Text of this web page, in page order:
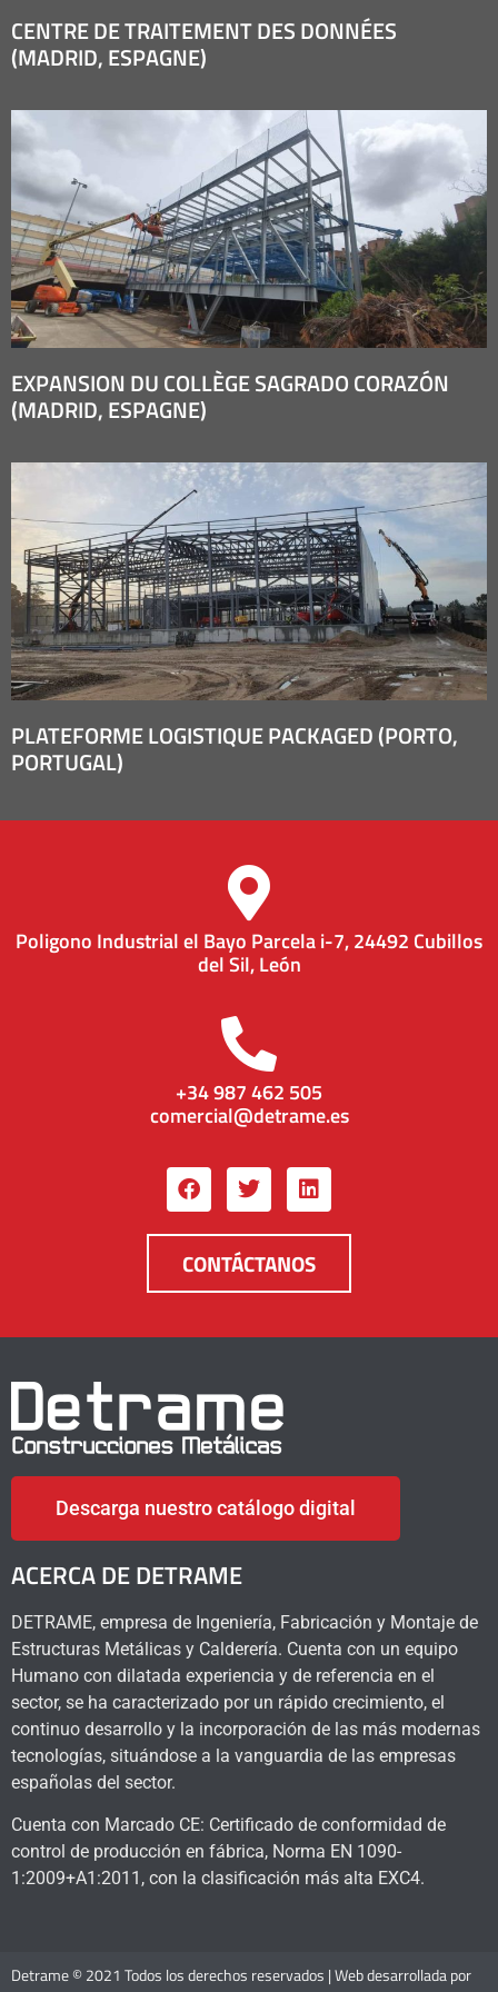
Airbus-
Airbus-
Airbus-
CENTRE DE TRAITEMENT DES DONNÉES
(MADRID, ESPAGNE)
EXPANSION DU COLLÈGE SAGRADO CORAZÓN
(MADRID, ESPAGNE)
PLATEFORME LOGISTIQUE PACKAGED (PORTO,
PORTUGAL)
Poligono Industrial el Bayo Parcela i-7, 24492 Cubillos
del Sil, León
+34 987 462 505
comercial@detrame.es
CONTÁCTANOS
Descarga nuestro catálogo digital
ACERCA DE DETRAME
DETRAME, empresa de Ingeniería, Fabricación y Montaje de
Estructuras Metálicas y Calderería. Cuenta con un equipo
Humano con dilatada experiencia y de referencia en el
sector, se ha caracterizado por un rápido crecimiento, el
continuo desarrollo y la incorporación de las más modernas
tecnologías, situándose a la vanguardia de las empresas
españolas del sector.
Cuenta con Marcado CE: Certificado de conformidad de
control de producción en fábrica, Norma EN 1090-
1:2009+A1:2011, con la clasificación más alta EXC4.
Detrame © 2021 Todos los derechos reservados | Web desarrollada por